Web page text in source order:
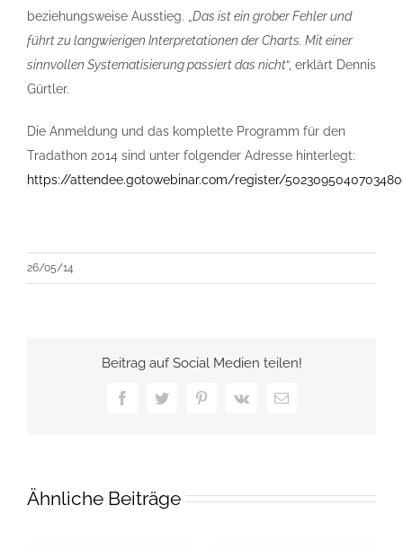
beziehungsweise Ausstieg. „ Das ist ein grober Fehler und
führt zu langwierigen Interpretationen der Charts. Mit einer
sinnvollen Systematisierung passiert das nicht“, erklärt Dennis
Gürtler.
Die Anmeldung und das komplette Programm für den
Tradathon 2014 sind unter folgender Adresse hinterlegt:
https://attendee.gotowebinar.com/register/
26/05/14
Beitrag auf Social Medien teilen!
FacebookTwitterPinterest
Vk
E-
Ähnliche Beiträge